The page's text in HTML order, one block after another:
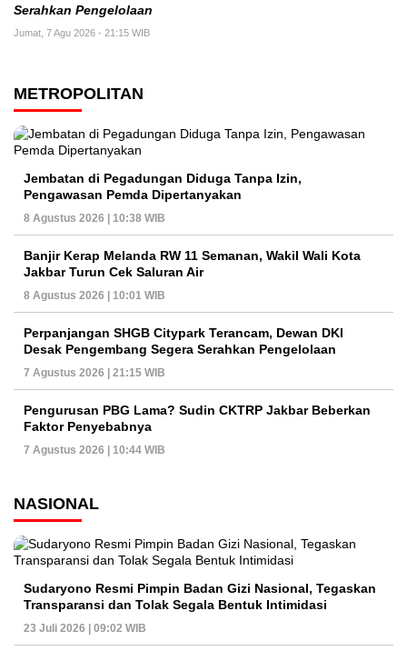
Serahkan Pengelolaan
Jumat, 7 Agu 2026 - 21:15 WIB
METROPOLITAN
Jembatan di Pegadungan Diduga Tanpa Izin,
Pengawasan Pemda Dipertanyakan
8 Agustus 2026 | 10:38 WIB
Banjir Kerap Melanda RW 11 Semanan, Wakil Wali Kota
Jakbar Turun Cek Saluran Air
8 Agustus 2026 | 10:01 WIB
Perpanjangan SHGB Citypark Terancam, Dewan DKI
Desak Pengembang Segera Serahkan Pengelolaan
7 Agustus 2026 | 21:15 WIB
Pengurusan PBG Lama? Sudin CKTRP Jakbar Beberkan
Faktor Penyebabnya
7 Agustus 2026 | 10:44 WIB
NASIONAL
Sudaryono Resmi Pimpin Badan Gizi Nasional, Tegaskan
Transparansi dan Tolak Segala Bentuk Intimidasi
23 Juli 2026 | 09:02 WIB